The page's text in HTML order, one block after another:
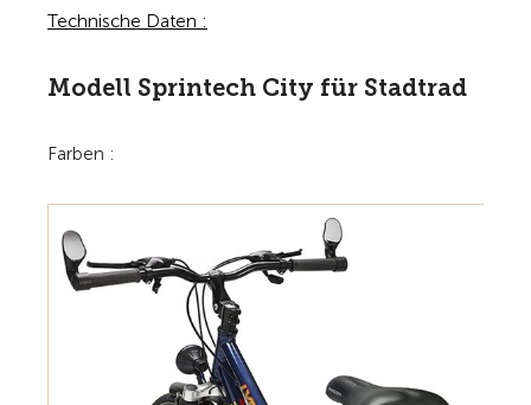
Technische Daten :
Modell Sprintech City für Stadtrad
Farben :